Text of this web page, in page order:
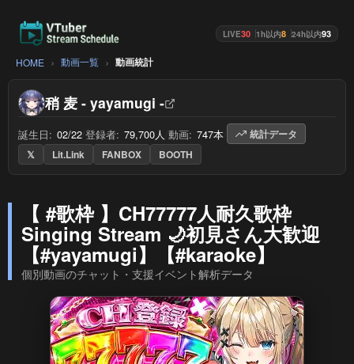
LIVE30 1h以内8 24h以内93
HOME 動画一覧 動画統計
稍 麦 - yayamugi -
誕生日: 02/22 登録者: 79,700人 動画: 747本
統計データ
𝕏
Lit.Link FANBOX BOOTH
【 #歌枠 】CH77777人耐久歌枠
Singing Stream 🌙初見さん大歓迎
【#yayamugi】【#karaoke】
個別動画のチャット・支援イベント解析データ